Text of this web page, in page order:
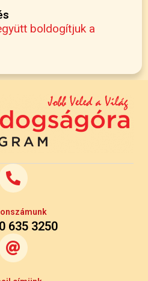
boldogítjuk a
635 3250